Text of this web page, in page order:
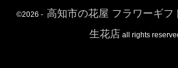
©2026 - 高知市の花屋 フラワーギ
生花店 all rights